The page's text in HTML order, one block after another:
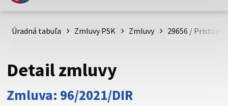
Toto je oficiálna webová stránka Prešovského
psk.sk.
Buďte pozorní a vždy sa uistite, že zdieľate informácie iba
cez zabezpečenú webovú stránku. Zabezpečená stránka
vždy začína https:// pred názvom domény webového sídla.
Úradná tabuľa Zmluvy PSK Zmluvy 29656 /
Detail zmluvy
Zmluva: 96/2021/DIR